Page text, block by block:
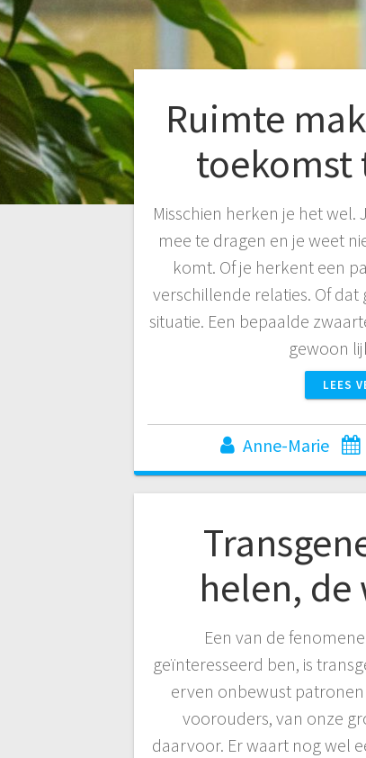
Ruimte
toekomst
Misschien herken je het
mee te dragen en je weet
komt. Of je herkent een
verschillende relaties. Of
situatie. Een bepaalde
gewoon
LEES
Anne-Marie
helen,
Een van de
geïnteresseerd ben, is
erven onbewust
voorouders, van onze
daarvoor. Er waart nog wel